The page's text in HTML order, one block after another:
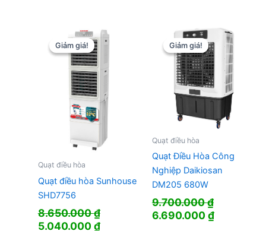
6.000.000 ₫.
là:
Giảm giá!
Giảm giá!
Quạt điều hòa
Quạt điều hòa Sunhouse
SHD7756
8.650.000₫
Giá
5.040.000₫Giá
Giảm giá!
Giảm giá!
Quạt điều hòa
Quạt Điều Hòa Công
Nghiệp Daikiosan
DM205 680W
9.700.000₫
Giá
6.690.000₫Giá